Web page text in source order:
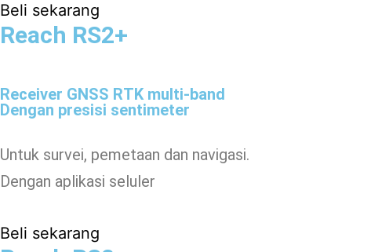
Beli sekarang
Reach RS2+
Receiver GNSS RTK multi-band
Dengan presisi sentimeter
Untuk survei, pemetaan dan navigasi.
Dengan aplikasi seluler
Beli sekarang